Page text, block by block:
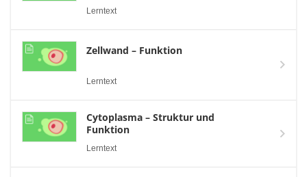
Lerntext
Zellwand – Funktion
Lerntext
Cytoplasma – Struktur und
Funktion
Lerntext